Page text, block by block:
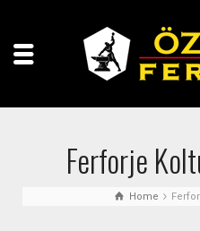
Ferforje
Home